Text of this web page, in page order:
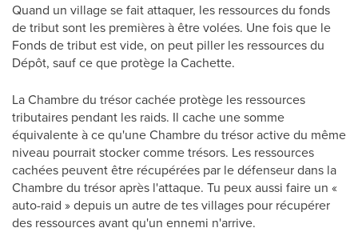
Quand un village se fait attaquer, les ressources du fonds
de tribut sont les premières à être volées. Une fois que le
Fonds de tribut est vide, on peut piller les ressources du
Dépôt, sauf ce que protège la Cachette.
La Chambre du trésor cachée protège les ressources
tributaires pendant les raids. Il cache une somme
équivalente à ce qu'une Chambre du trésor active du même
niveau pourrait stocker comme trésors. Les ressources
cachées peuvent être récupérées par le défenseur dans la
Chambre du trésor après l'attaque. Tu peux aussi faire un «
auto-raid » depuis un autre de tes villages pour récupérer
des ressources avant qu'un ennemi n'arrive.